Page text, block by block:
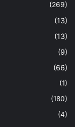
(269)
(13)
(13)
(9)
(66)
(1)
(180)
(4)